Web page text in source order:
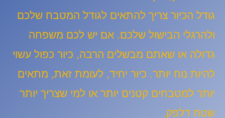
גודל הכיור צריך להתאים לגודל המטבח שלכם
ולהרגלי הבישול שלכם. אם יש לכם משפחה
גדולה או שאתם מבשלים הרבה, כיור כפול עשוי
להיות נוח יותר. כיור יחיד, לעומת זאת, מתאים
יותר למטבחים קטנים יותר או למי שצריך יותר
שטח דלפק.